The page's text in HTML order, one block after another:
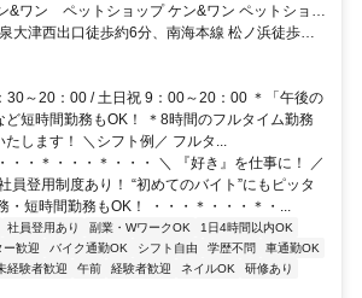
福利厚生！
&ワン ペットショップ ケン&ワン ペットショッ
南海泉大津店
大津西出口徒歩約6分、南海本線 松ノ浜徒歩約8
西出口徒歩約21分
30～20：00 / 土日祝 9：00～20：00 ＊「午後の
ど短時間勤務もOK！ ＊8時間のフルタイム勤務
します！ ＼シフト例／ フルタ...
・・＊・・・＊・・・ ＼ 『好き』を仕事に！ ／
員登用制度あり！ “初めてのバイト”にもピッタ
・短時間勤務もOK！ ・・・＊・・・＊・...
社員登用あり 副業・WワークOK
1日4時間以内OK
ー歓迎 バイク通勤OK シフト自由 学歴不問
車通勤OK
経験者歓迎 午前 経験者歓迎 ネイルOK
研修あり